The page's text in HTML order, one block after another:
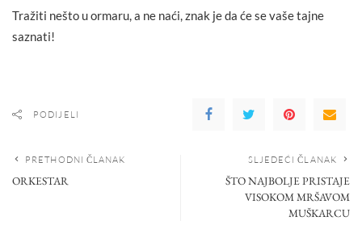
Tražiti nešto u ormaru, a ne naći, znak je da će se vaše tajne
saznati!
PODIJELI
PRETHODNI ČLANAK
ORKESTAR
SLJEDEĆI ČLANAK
ŠTO NAJBOLJE PRISTAJE
VISOKOM MRŠAVOM
MUŠKARCU